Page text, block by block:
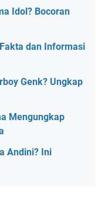
Idol? Bocoran
dan Informasi
Genk? Ungkap
Mengungkap
Andini? Ini